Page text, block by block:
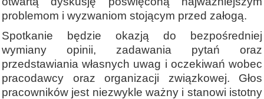
problemom i wyzwaniom stojącym przed załogą.
Spotkanie będzie okazją do bezpośredniej
wymiany opinii, zadawania pytań oraz
przedstawiania własnych uwag i oczekiwań wobec
pracodawcy oraz organizacji związkowej. Głos
pracowników jest niezwykle ważny i stanowi istotny